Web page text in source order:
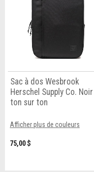
Sac à dos Wesbrook
Herschel Supply Co. Noir
ton sur ton
Afficher plus de couleurs
75,00 $